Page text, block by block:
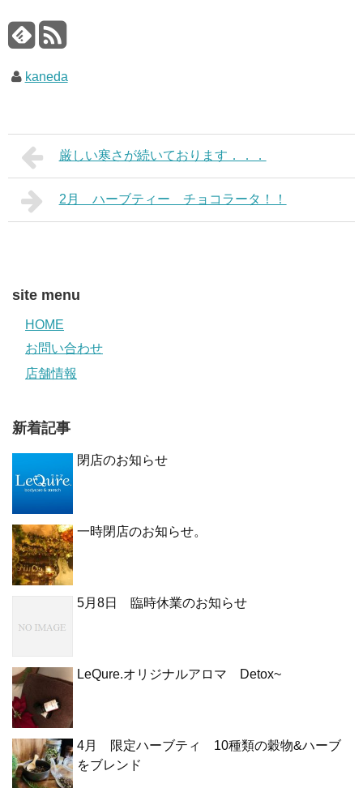
kaneda
厳しい寒さが続いております．．．
2月 ハーブティー チョコラータ！！
site menu
HOME
お問い合わせ
店舗情報
新着記事
閉店のお知らせ
一時閉店のお知らせ。
5月8日 臨時休業のお知らせ
LeQure.オリジナルアロマ Detox~
4月 限定ハーブティ 10種類の穀物&ハーブ
をブレンド